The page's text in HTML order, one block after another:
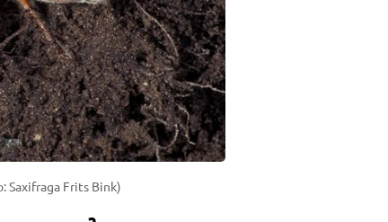
Saxifraga Frits Bink)